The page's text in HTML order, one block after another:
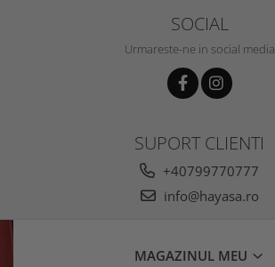
SOCIAL
Urmareste-ne in social media
SUPORT CLIENTI
+40799770777
info@hayasa.ro
MAGAZINUL MEU